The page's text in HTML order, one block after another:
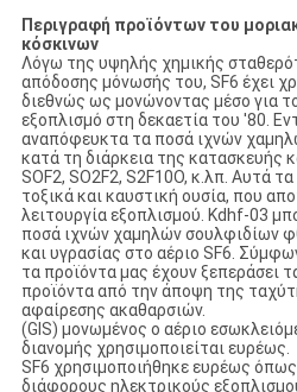
Περιγραφή προϊόντων του
κόσκινων
Λόγω της υψηλής χημικής
απόδοσης μόνωσής του, SF6 έχει
διεθνώς ως μονώνοντας μέσο για
εξοπλισμό στη δεκαετία του '80.
αναπόφευκτα τα ποσά ιχνών
κατά τη διάρκεια της κατασκευής
SOF2, SO2F2, S2F10O, κ.λπ. Αυτά τα
τοξικά και καυστική ουσία, που
λειτουργία εξοπλισμού. Kdhf-03
ποσά ιχνών χαμηλών σουλφιδίων
και υγρασίας στο αέριο SF6.
τα προϊόντα μας έχουν ξεπεράσει
προϊόντα από την άποψη της
αφαίρεσης ακαθαρσιών.
(GIS) μονωμένος ο αέριο
διανομής χρησιμοποιείται ευρέως.
SF6 χρησιμοποιήθηκε ευρέως
διάφορους ηλεκτρικούς